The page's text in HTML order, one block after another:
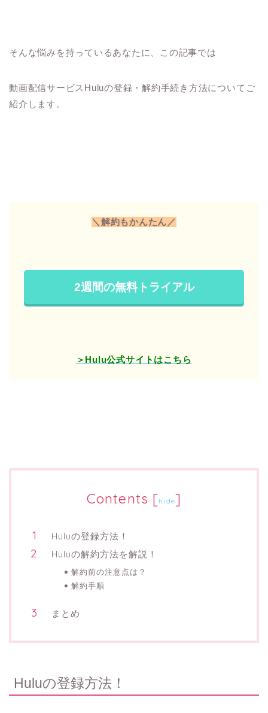
そんな悩みを持っているあなたに、この記事では
動画配信サービスHuluの登録・解約手続き方法についてご
紹介します。
＼解約もかんたん／
2週間の無料トライアル
＞Hulu公式サイトはこちら
Contents [hide]
Huluの登録方法！
Huluの解約方法を解説！
解約前の注意点は？
解約手順
まとめ
Huluの登録方法！